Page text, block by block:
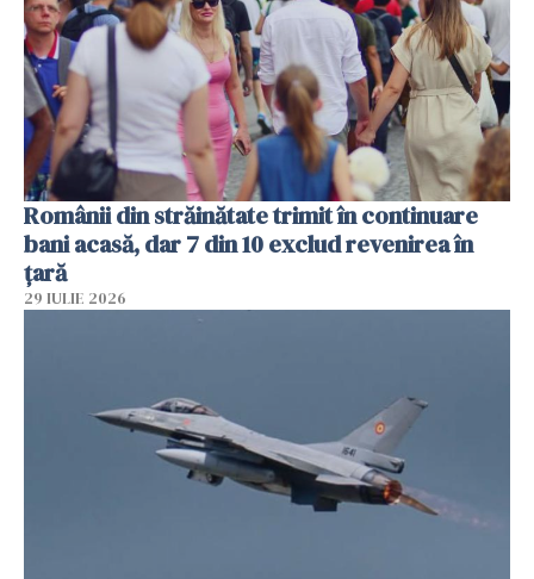
Românii din străinătate trimit în continuare
bani acasă, dar 7 din 10 exclud revenirea în
țară
29 IULIE 2026